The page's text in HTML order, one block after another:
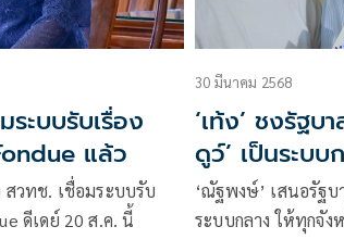
ะบบรับเรื่อง
แล้ว
สวทช. เชื่อมระบบรับ
ดีเดย์ 20 ส.ค. นี้
30 มีนาคม 2568
‘เท้ง’ ชงรัฐ
ดูว์’ เป็นระบ
ร่วมกันได้
‘ณัฐพงษ์’ เสนอรัฐ
ระบบกลาง ให้ทุกจัง